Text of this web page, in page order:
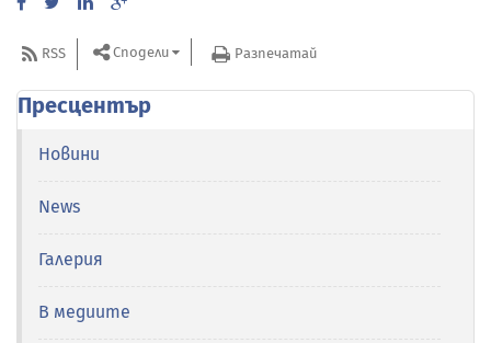
RSS Сподели Разпечатай
Пресцентър
Новини
News
Галерия
В медиите